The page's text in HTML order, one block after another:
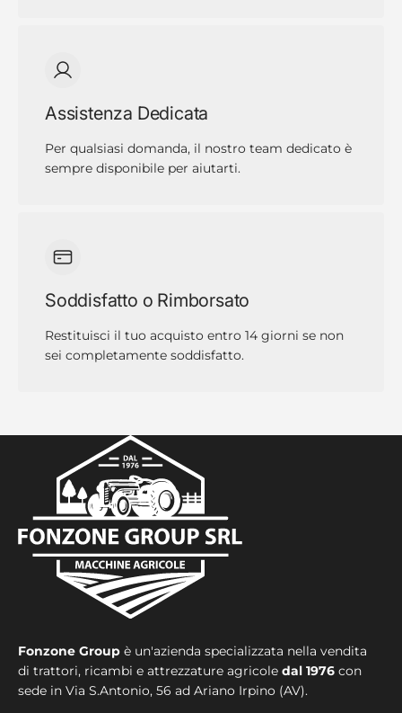
Assistenza Dedicata
Per qualsiasi domanda, il nostro team dedicato è
sempre disponibile per aiutarti.
Soddisfatto o Rimborsato
Restituisci il tuo acquisto entro 14 giorni se non
sei completamente soddisfatto.
Fonzone Group è un'azienda specializzata nella vendita
di trattori, ricambi e attrezzature agricole dal 1976 con
sede in Via S.Antonio, 56 ad Ariano Irpino (AV).